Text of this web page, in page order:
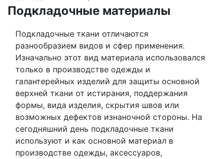
Подкладочные материалы
Подкладочные ткани отличаются
разнообразием видов и сфер применения.
Изначально этот вид материала использовался
только в производстве одежды и
галантерейных изделий для защиты основной
верхней ткани от истирания, поддержания
формы, вида изделия, скрытия швов или
возможных дефектов изнаночной стороны. На
сегодняшний день подкладочные ткани
используют и как основной материал в
производстве одежды, аксессуаров,